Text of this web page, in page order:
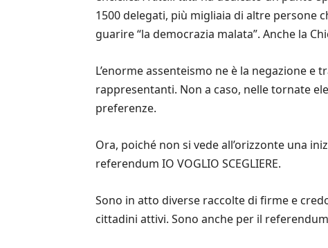
1500 delegati, più migliaia di altre persone
guarire “la democrazia malata”. Anche la
L’enorme assenteismo ne è la negazione
rappresentanti. Non a caso, nelle tornate
preferenze.
Ora, poiché non si vede all’orizzonte una
referendum IO VOGLIO SCEGLIERE.
Sono in atto diverse raccolte di firme e
cittadini attivi. Sono anche per il